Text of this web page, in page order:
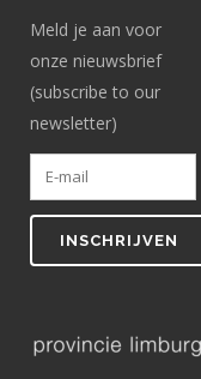
Meld je aan voor
onze nieuwsbrief
(subscribe to our
newsletter)